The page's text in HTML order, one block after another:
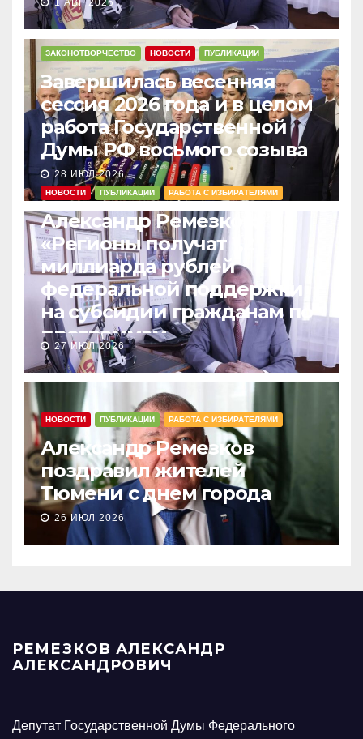
1 АВГ 2026
ЗАКОНОТВОРЧЕСТВО НОВОСТИ ПУБЛИКАЦИИ
Завершилась весенняя
сессия 2026 года и в целом
работа Государственной
Думы РФ восьмого созыва
28 ИЮЛ 2026
НОВОСТИ ПУБЛИКАЦИИ РАБОТА С ИЗБИРАТЕЛЯМИ
Александр Ремезков:
«Регионы получат 1,2
миллиарда рублей
федеральной поддержки
на субсидии гражданам по
программам
догазификации»
27 ИЮЛ 2026
НОВОСТИ ПУБЛИКАЦИИ РАБОТА С ИЗБИРАТЕЛЯМИ
Александр Ремезков
поздравил жителей
Тюмени с днем города
26 ИЮЛ 2026
РЕМЕЗКОВ АЛЕКСАНДР
АЛЕКСАНДРОВИЧ
Депутат Государственной Думы Федерального